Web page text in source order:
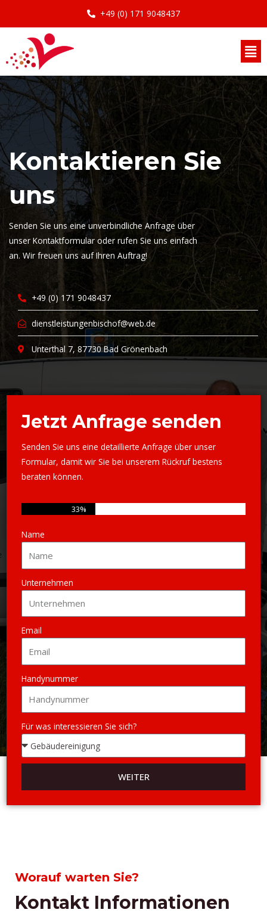
content
+49 (0) 171 9048437
Kontaktieren Sie
uns
Senden Sie uns eine unverbindliche Anfrage über
unser Kontaktformular oder rufen Sie uns einfach
an. Wir freuen uns auf Ihren Auftrag!
+49 (0) 171 9048437
dienstleistungenbischof@web.de
Unterthal 7, 87730 Bad Grönenbach
Jetzt Anfrage senden
Senden Sie uns eine detaillierte Anfrage über unser
Formular, damit wir Sie bei unserem Rückruf bestens
beraten können.
33%
Name
Unternehmen
Email
Handynummer
Für was interessieren Sie sich?
WEITER
Worauf warten Sie?
Kontakt Informationen